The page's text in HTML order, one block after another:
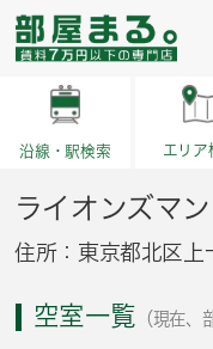
沿線・駅検索 エリア
ライオンズマ
住所：東京都北区
空室一覧 （現在、